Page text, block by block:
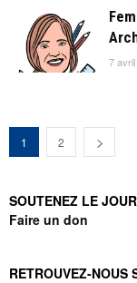
7
1 2
SOUTENEZ LE
Faire un don
RETROUVEZ-NOUS